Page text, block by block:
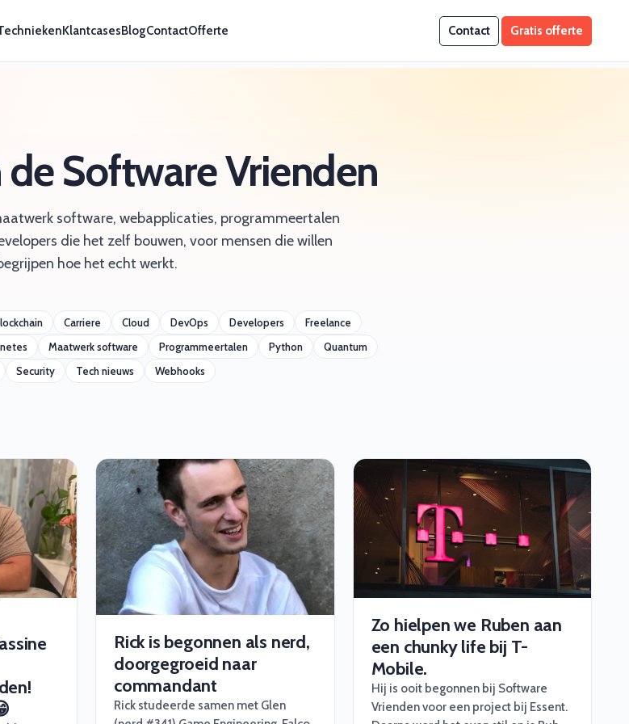
KlantcasesBlogContactOfferte Contact Gratis offerte
Software Vrienden
software, webapplicaties, programmeertalen
die het zelf bouwen, voor mensen die willen
hoe het echt werkt.
Carriere Cloud DevOps Developers
Freelance
Maatwerk software Programmeertalen Python
Quantum
Security Tech nieuws Webhooks
Rick is begonnen als nerd,
doorgegroeid naar
commandant
Rick studeerde samen met Glen
Zo hielpen we Ruben aan
een chunky life bij T-
Mobile.
Hij is ooit begonnen bij Software
Vrienden voor een project bij Essent.